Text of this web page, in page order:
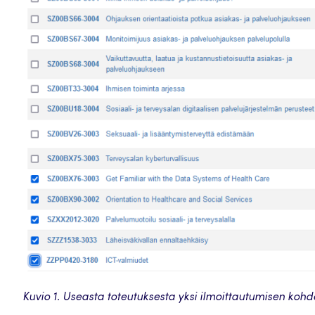
Kuvio 1. Useasta toteutuksesta yksi ilmoittautumisen